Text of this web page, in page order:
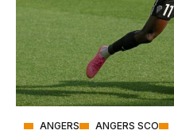
ANGERS ANGERS SCO